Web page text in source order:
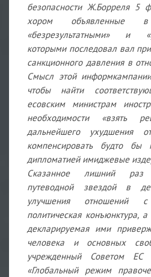
безопасности Ж.Борреля 5
хором объявленные
«безрезультатными» и
которыми последовал вал
санкционного давления в
Смысл этой
чтобы найти
есовским министрам
необходимости «взять
дальнейшего ухудшения
компенсировать будто бы
дипломатией имиджевые
Сказанное лишний раз
путеводной звездой в
улучшения отношений
политическая конъюнктура,
декларируемая ими
человека и основных
учрежденный Советом
«Глобальный режим